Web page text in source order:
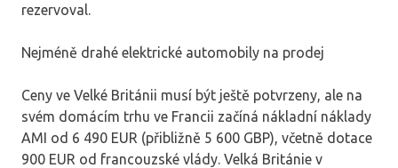
rezervoval.
Nejméně drahé elektrické automobily na prodej
Ceny ve Velké Británii musí být ještě potvrzeny, ale na
svém domácím trhu ve Francii začíná nákladní náklady
AMI od 6 490 EUR (přibližně 5 600 GBP), včetně dotace
900 EUR od francouzské vlády. Velká Británie v